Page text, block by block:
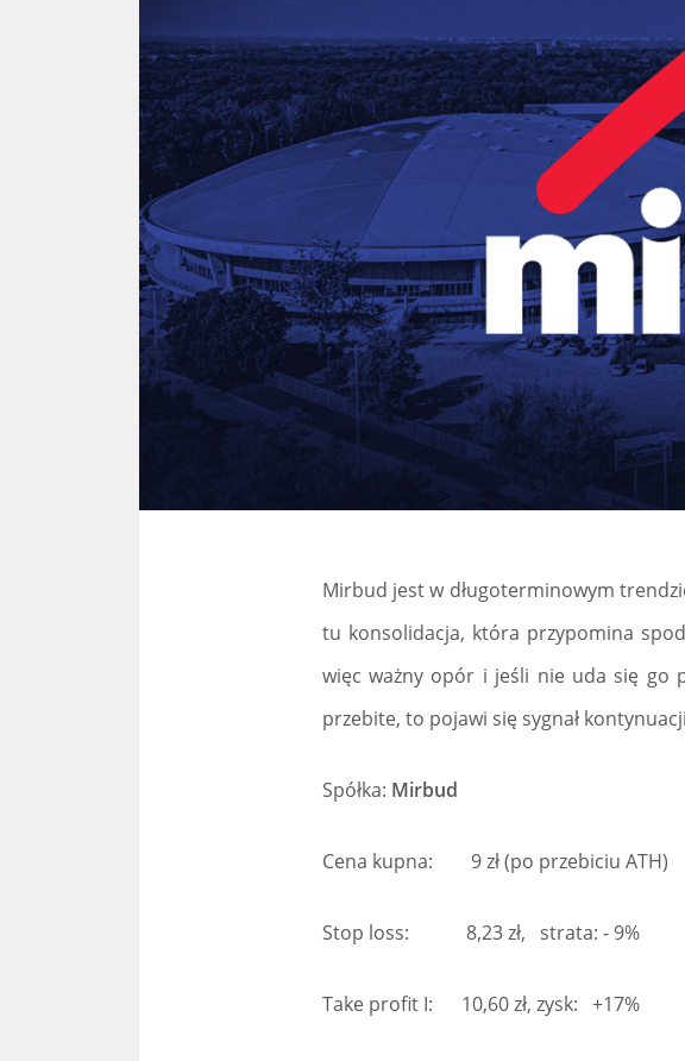
Mirbud jest w długoterminowym
tu konsolidacja, która przypomina
więc ważny opór i jeśli nie uda się go
przebite, to pojawi się sygnał
Spółka: Mirbud
Cena kupna: 9 zł (po przebiciu ATH)
Stop loss: 8,23 zł, strata: - 9%
Take profit I: 10,60 zł, zysk: +17%